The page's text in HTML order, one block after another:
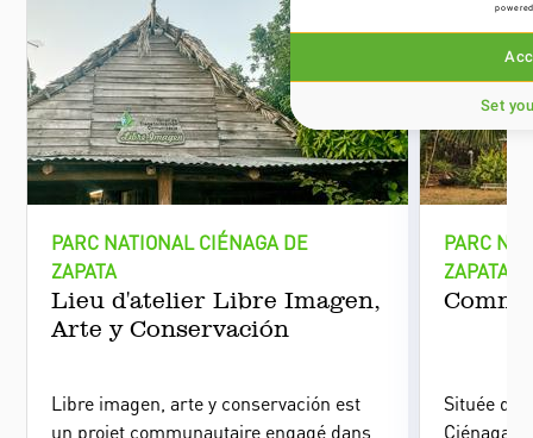
PARC NATIONAL CIÉNAGA DE
ZAPATA
Lieu d'atelier Libre Imagen,
Arte y Conservación
Libre imagen, arte y conservación est
un projet communautaire engagé dans
PARC
ZAPATA
Située
Ciénaga
Set